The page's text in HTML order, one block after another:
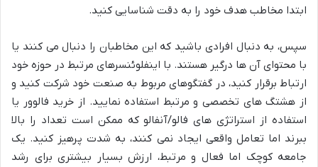
ابتدا مخاطب هدف خود را به دقت شناسایی کنید.
سپس، به دنبال افرادی باشید که این مخاطبان را دنبال می کنند یا
با محتوای آن ها درگیر هستند. با اینفلوئنسرهای مرتبط در حوزه خود
ارتباط برقرار کنید، در گفتگوهای مربوط به صنعت خود شرکت کنید و
از هشتگ های تخصصی و مرتبط استفاده نمایید. از خرید فالوور یا
استفاده از استراتژی های فالو/آنفالو که ممکن است تعداد را بالا
ببرند اما تعامل واقعی ایجاد نمی کنند، به شدت پرهیز کنید. یک
جامعه کوچک اما فعال و مرتبط، ارزش بسیار بیشتری برای رشد